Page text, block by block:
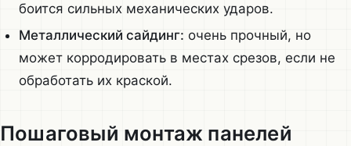
боится сильных механических ударов.
Металлический сайдинг: очень прочный, но
может корродировать в местах срезов, если не
обработать их краской.
Пошаговый монтаж панелей